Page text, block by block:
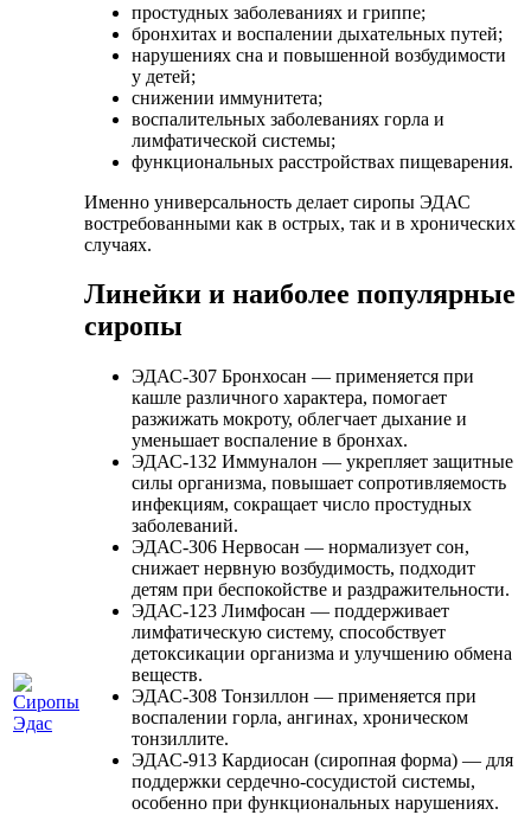
простудных заболеваниях и гриппе;
бронхитах и воспалении дыхательных путей;
нарушениях сна и повышенной возбудимости
у детей;
снижении иммунитета;
воспалительных заболеваниях горла и
лимфатической системы;
функциональных расстройствах пищеварения.
Именно универсальность делает сиропы ЭДАС
востребованными как в острых, так и в хронических
случаях.
Линейки и наиболее популярные
сиропы
ЭДАС-307 Бронхосан — применяется при
кашле различного характера, помогает
разжижать мокроту, облегчает дыхание и
уменьшает воспаление в бронхах.
ЭДАС-132 Иммуналон — укрепляет защитные
силы организма, повышает сопротивляемость
инфекциям, сокращает число простудных
заболеваний.
ЭДАС-306 Нервосан — нормализует сон,
снижает нервную возбудимость, подходит
детям при беспокойстве и раздражительности.
ЭДАС-123 Лимфосан — поддерживает
лимфатическую систему, способствует
детоксикации организма и улучшению обмена
веществ.
ЭДАС-308 Тонзиллон — применяется при
воспалении горла, ангинах, хроническом
тонзиллите.
ЭДАС-913 Кардиосан (сиропная форма) — для
поддержки сердечно-сосудистой системы,
особенно при функциональных нарушениях.